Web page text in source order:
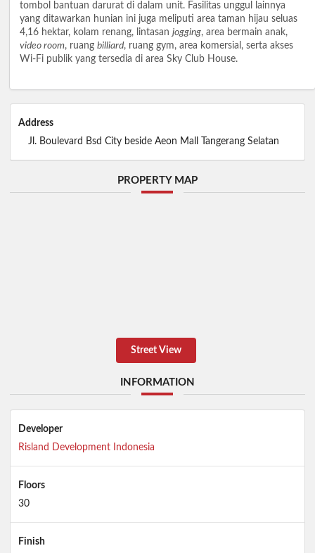
tombol bantuan darurat di dalam unit. Fasilitas unggul lainnya
yang ditawarkan hunian ini juga meliputi area taman hijau seluas
4,16 hektar, kolam renang, lintasan jogging, area bermain anak,
video room, ruang billiard, ruang gym, area komersial, serta akses
Wi-Fi publik yang tersedia di area Sky Club House.
Address
Jl. Boulevard Bsd City beside Aeon Mall Tangerang Selatan
PROPERTY MAP
Street View
INFORMATION
Developer
Risland Development Indonesia
Floors
30
Finish